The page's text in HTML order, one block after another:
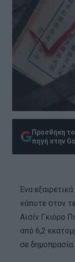
Προσθήκη
πηγή στην
Ένα
κάποτε στον
Αϊσίν Γκιόρο
από 6,2
σε δημοπρασία.